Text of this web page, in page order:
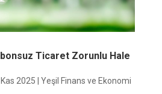
Ticaret Zorunlu Hale
2025 Yeşil Finans ve Ekonomi